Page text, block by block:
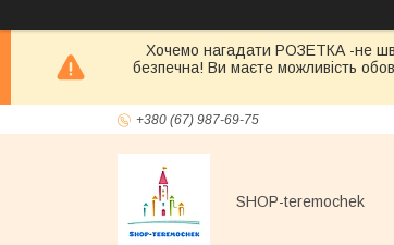
Хочемо нагадати РОЗЕТКА -не
безпечна! Ви маєте можливість
+380 (67) 987-69-75
SHOP-teremochek